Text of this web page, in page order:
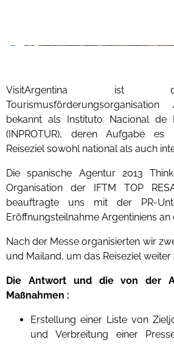
VisitArgentina ist
bekannt als Instituto Nacional de
(INPROTUR), deren Aufgabe es
Reiseziel sowohl national als auch
Die spanische Agentur 2013
Organisation der IFTM TOP
beauftragte uns mit der PR-
Eröffnungsteilnahme Argentiniens an
Nach der Messe organisierten wir
und Mailand, um das Reiseziel
Die Antwort und die von der
Maßnahmen :
Erstellung einer Liste von
und Verbreitung einer